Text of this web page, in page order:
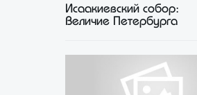
Исаакиевский собор:
Величие Петербурга